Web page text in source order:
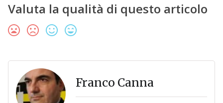
Valuta la qualità di questo articolo
Franco Canna